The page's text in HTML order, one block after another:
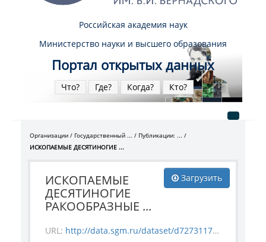
Российская академия наук
Министерство науки и высшего образования
Портал открытых данных
Что? Где? Когда? Кто?
Организации Государственный ...
Публикации: ...
ИСКОПАЕМЫЕ ДЕСЯТИНОГИЕ ...
Загрузить
ИСКОПАЕМЫЕ
ДЕСЯТИНОГИЕ
РАКООБРАЗНЫЕ ...
URL: http://data.sgm.ru/dataset/d7273117-8886-4ab5-a19b-a5c67e3de3a2/resource/419cf278-1f8f-44fe-b303-02b631c690ec/download/_1787_.pdf